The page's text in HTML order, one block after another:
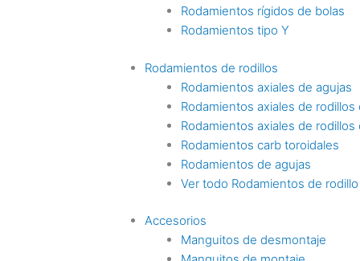
Rodamientos rígidos de bolas
Rodamientos tipo Y
Rodamientos de rodillos
Rodamientos axiales de agujas
Rodamientos axiales de rodillos
Rodamientos axiales de rodillos
Rodamientos carb toroidales
Rodamientos de agujas
Ver todo Rodamientos de rodillo
Accesorios
Manguitos de desmontaje